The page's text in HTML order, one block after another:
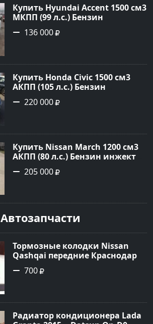
Купить Hyundai Accent 1500 см3
МКПП (99 л.с.) Бензин
инжектор в Анапа: цвет белый
Седан 1997 года по цене 136000
136 000
Купить Honda Civic 1500 см3
АКПП (105 л.с.) Бензин
инжектор в Новороссийск:
цвет серебро Хетчбэк 2002 года
Авторынок23
220 000
Купить Nissan March 1200 см3
АКПП (80 л.с.) Бензин инжектор
в Новороссийск: цвет серебро
Хетчбэк 2003 года по цене
205 000
Автозапчасти
Тормозные колодки Nissan
Qashqai передние Краснодар
700
Радиатор кондиционера Lada